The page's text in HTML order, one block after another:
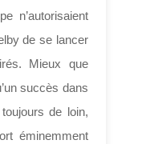
n’autorisaient
de se lancer
Mieux que
succès dans
de loin,
éminemment